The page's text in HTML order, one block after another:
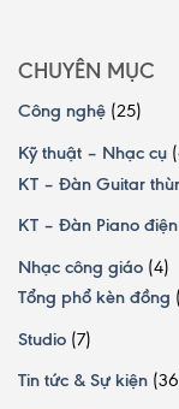
CHUYÊN MỤC
Công nghệ (25)
Kỹ thuật – Nhạc cụ
KT – Đàn Guitar
KT – Đàn Piano điện
Nhạc công giáo (4)
Tổng phổ kèn đồng
Studio (7)
Tin tức & Sự kiện